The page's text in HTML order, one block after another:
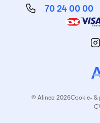
70 24 00 00
© Alinea 2026Cookie-